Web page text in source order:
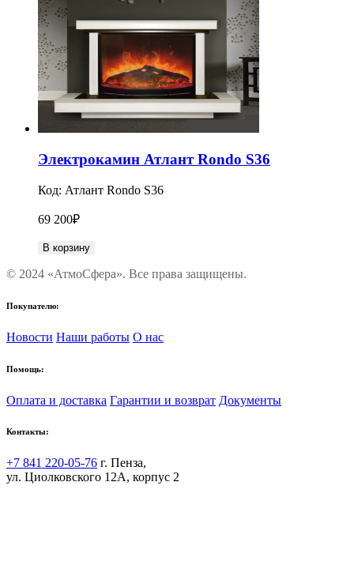
Электрокамин Атлант Rondo S36
Код: Атлант Rondo S36
69 200₽
В корзину
© 2024 «АтмоСфера». Все права защищены.
Покупателю:
Новости Наши работы О нас
Помощь:
Оплата и доставка Гарантии и возврат Документы
Контакты:
+7 841 220-05-76 г. Пенза,
ул. Циолковского 12А, корпус 2